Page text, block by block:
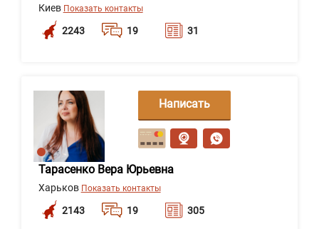
Киев Показать контакты
2243 19 31
Тарасенко Вера Юрьевна
Харьков Показать контакты
2143 19 305
Написать
сообщение